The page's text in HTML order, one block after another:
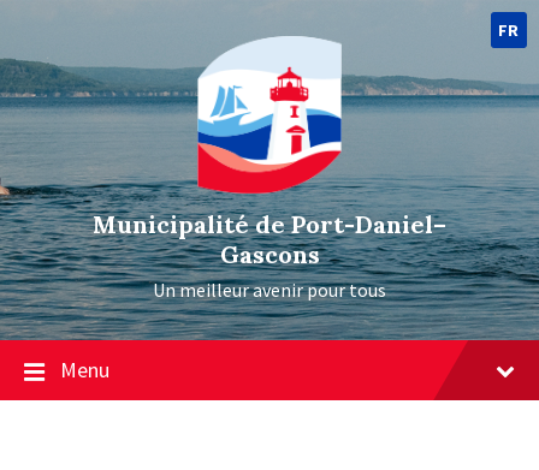
FR
Municipalité de Port-Daniel–
Gascons
Un meilleur avenir pour tous
Menu